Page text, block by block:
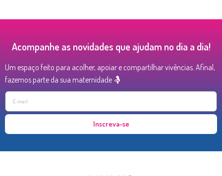
Acompanhe as novidades que ajudam no dia a dia!
Um espaço feito para acolher, apoiar e compartilhar vivências. Afinal,
fazemos parte da sua maternidade 🤱
Inscreva-se